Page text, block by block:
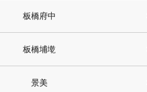
板橋府中
板橋埔墘
景美